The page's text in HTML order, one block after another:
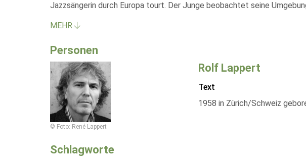
Jazzsängerin durch Europa tourt. Der Junge beobachtet seine
MEHR
Personen
© Foto: René Lappert
Rolf Lappert
Text
1958 in Zürich/Schweiz
Schlagworte